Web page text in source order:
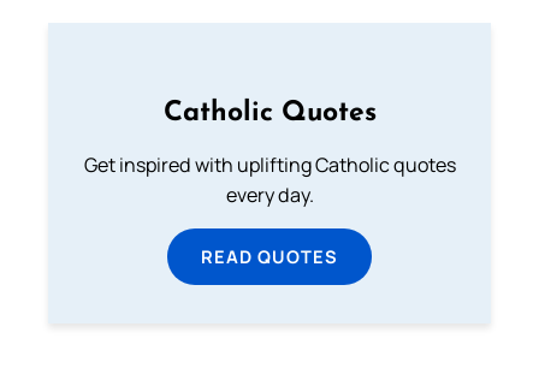
Catholic Quotes
Get inspired with uplifting Catholic quotes
every day.
READ QUOTES